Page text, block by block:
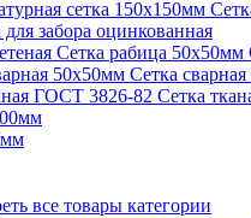
сетка 150х150мм
для забора оцинкованная
Сетка рабица 50х50мм
50х50мм Сетка
ГОСТ 3826-82 Сетка
все товары категории